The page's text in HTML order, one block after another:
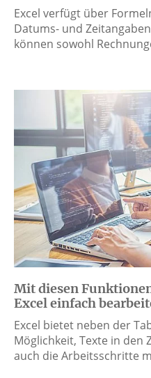
Excel verfügt über
Datums- und
können sowohl
Mit diesen
Excel einfach
Excel bietet neben der
Möglichkeit, Texte in den
auch die Arbeitsschritte